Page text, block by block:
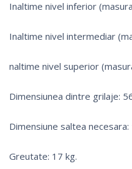
Inaltime nivel inferior
Inaltime nivel intermediar
naltime nivel superior
Dimensiunea dintre grilaje:
Dimensiune saltea
Greutate: 17 kg.